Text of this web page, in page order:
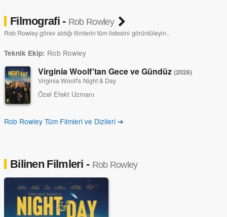
Filmografi - Rob Rowley
Rob Rowley görev aldığı filmlerin tüm listesini görüntüleyin..
Teknik Ekip: Rob Rowley
Virginia Woolf'tan Gece ve Gündüz(2026)
Virginia Woolf's Night & Day
Özel Efekt Uzmanı
Rob Rowley Tüm Filmleri ve Dizileri ➔
Bilinen Filmleri - Rob Rowley